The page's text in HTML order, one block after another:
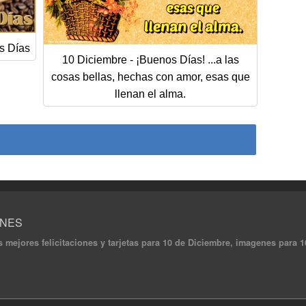
Días
10 Diciembre - ¡Buenos Días! ...a las
cosas bellas, hechas con amor, esas que
llenan el alma.
felicitaciones y tarjetas para 10 de Diciembre, imagenes para